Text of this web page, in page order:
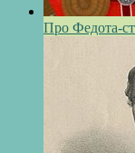
Про Федота-